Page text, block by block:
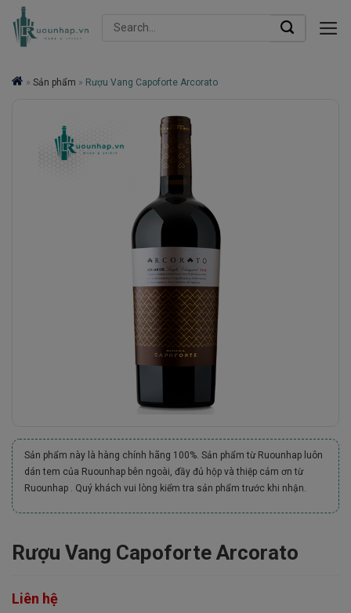
Skip
Search
» Sản phẩm » Rượu Vang Capoforte Arcorato
Sản phẩm này là hàng chính hãng 100%. Sản phẩm từ Ruounhap luôn
dán tem của Ruounhap bên ngoài, đầy đủ hộp và thiệp cảm ơn từ
Ruounhap . Quý khách vui lòng kiểm tra sản phẩm trước khi nhận.
Rượu Vang Capoforte Arcorato
Liên hệ